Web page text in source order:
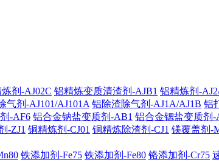
剂-AJ02C 铝精炼变质清渣剂-AJB1 铝精炼剂-
气剂-AJ101/AJ101A 铝除渣除气剂-AJ1A/AJ1B 铝
-AF6 铝合金钠盐变质剂-AB1 铝合金锶盐变质剂-
-ZJ1 铜精炼剂-CJ01 铜精炼除渣剂-CJ1 镁覆盖剂-
铁添加剂-Fe75 铁添加剂-Fe80 铬添加剂-Cr75